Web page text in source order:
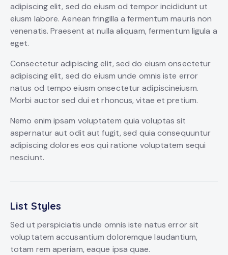
adipiscing elit, sed do eiusm od tempor incididunt ut
eiusm labore. Aenean fringilla a fermentum mauris non
venenatis. Praesent at nulla aliquam, fermentum ligula a
eget.
Consectetur adipiscing elit, sed do eiusm onsectetur
adipiscing elit, sed do eiusm unde omnis iste error
natus od tempo eiusm onsectetur adipiscineiusm.
Morbi auctor sed dui et rhoncus, vitae et pretium.
Nemo enim ipsam voluptatem quia voluptas sit
aspernatur aut odit aut fugit, sed quia consequuntur
adipiscing dolores eos qui ratione voluptatem sequi
nesciunt.
List Styles
Sed ut perspiciatis unde omnis iste natus error sit
voluptatem accusantium doloremque laudantium,
totam rem aperiam, eaque ipsa quae.